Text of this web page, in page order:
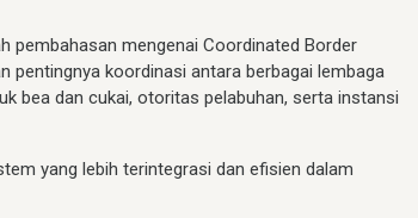
pembahasan mengenai Coordinated Border
pentingnya koordinasi antara berbagai lembaga
bea dan cukai, otoritas pelabuhan, serta instansi
yang lebih terintegrasi dan efisien dalam